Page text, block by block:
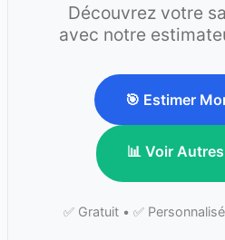
Découvrez votre
avec notre
🎯 Estimer
📊 Voir
✅ Gratuit • ✅